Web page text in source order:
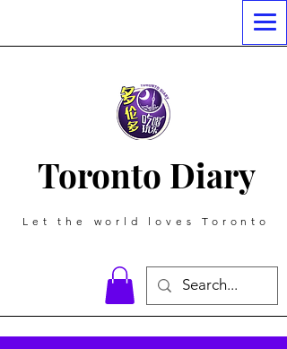
Toronto Diary
Let the world loves Toronto